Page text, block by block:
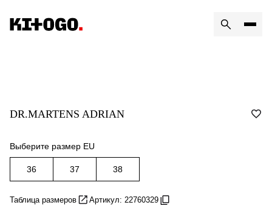
DR.MARTENS ADRIAN
Выберите размер EU
36 37 38
Таблица размеров Артикул: 22760329